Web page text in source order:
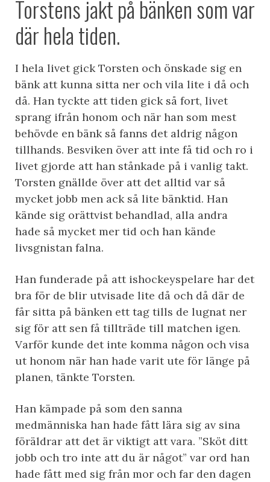
Torstens jakt på bänken som var
där hela tiden.
I hela livet gick Torsten och önskade sig en
bänk att kunna sitta ner och vila lite i då och
då. Han tyckte att tiden gick så fort, livet
sprang ifrån honom och när han som mest
behövde en bänk så fanns det aldrig någon
tillhands. Besviken över att inte få tid och ro i
livet gjorde att han stånkade på i vanlig takt.
Torsten gnällde över att det alltid var så
mycket jobb men ack så lite bänktid. Han
kände sig orättvist behandlad, alla andra
hade så mycket mer tid och han kände
livsgnistan falna.
Han funderade på att ishockeyspelare har det
bra för de blir utvisade lite då och då där de
får sitta på bänken ett tag tills de lugnat ner
sig för att sen få tillträde till matchen igen.
Varför kunde det inte komma någon och visa
ut honom när han hade varit ute för länge på
planen, tänkte Torsten.
Han kämpade på som den sanna
medmänniska han hade fått lära sig av sina
föräldrar att det är viktigt att vara. ”Sköt ditt
jobb och tro inte att du är något” var ord han
hade fått med sig från mor och far den dagen